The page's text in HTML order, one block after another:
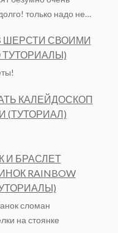
только надо не…
ШЕРСТИ СВОИМИ
ТУТОРИАЛЫ)
КАЛЕЙДОСКОП
(ТУТОРИАЛ)
И БРАСЛЕТ
RAINBOW
сломан
на стоянке